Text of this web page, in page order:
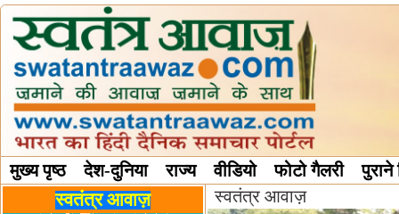
मुख्य पृष्ठ देश-दुनिया राज्य वीडियो फोटो गैलरी
विविध स्तंभस्वतंत्र आवाज़ स्वतंत्र आवाज़